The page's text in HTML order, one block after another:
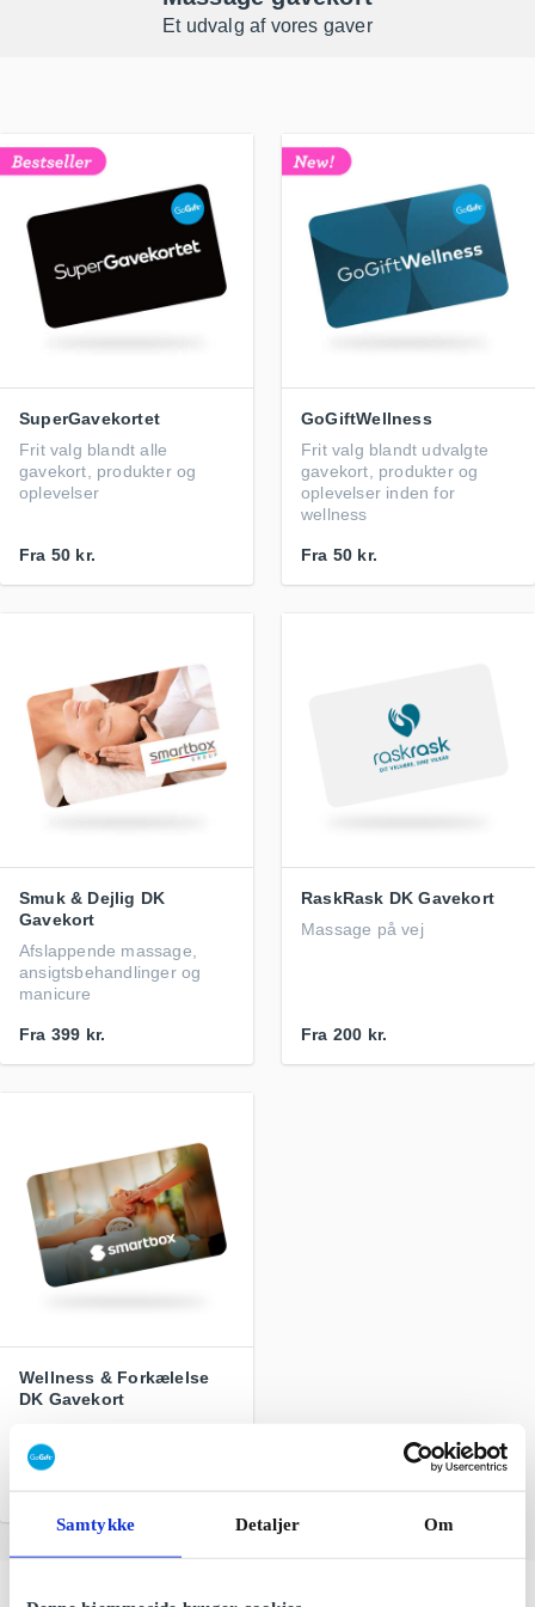
Samtykke Detaljer Om
Et udvalg af vores gaver
SuperGavekortet
Frit valg blandt alle
gavekort, produkter og
oplevelser
Fra 50 kr.
GoGiftWellness
Frit valg blandt udvalgte
gavekort, produkter og
oplevelser inden for
wellness
Fra 50 kr.
Smuk & Dejlig DK
Gavekort
Afslappende massage,
ansigtsbehandlinger og
manicure
Fra 399 kr.
RaskRask DK Gavekort
Massage på vej
Fra 200 kr.
Wellness & Forkælelse
DK Gavekort
små øjeblikke af ro
Fra 399 kr.